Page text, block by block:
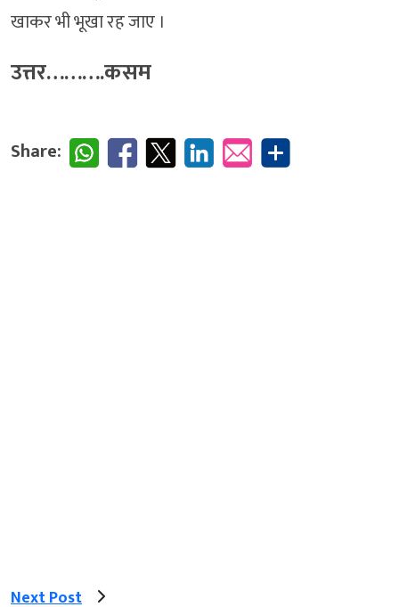
खाकर भी भूखा रह जाए ।
उत्तर……….कसम
Share:
Next Post